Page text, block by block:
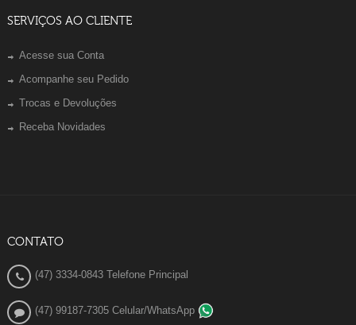
SERVIÇOS AO CLIENTE
Acesse sua Conta
Acompanhe seu Pedido
Trocas e Devoluções
Receba Novidades
CONTATO
(47) 3334-0843 Telefone Principal
(47) 99187-7305 Celular/WhatsApp